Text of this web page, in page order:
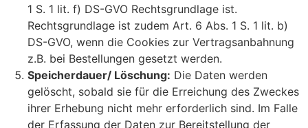
1 S. 1 lit. f) DS-GVO Rechtsgrundlage ist.
Rechtsgrundlage ist zudem Art. 6 Abs. 1 S. 1 lit. b)
DS-GVO, wenn die Cookies zur Vertragsanbahnung
z.B. bei Bestellungen gesetzt werden.
Speicherdauer/ Löschung: Die Daten werden
gelöscht, sobald sie für die Erreichung des Zweckes
ihrer Erhebung nicht mehr erforderlich sind. Im Falle
der Erfassung der Daten zur Bereitstellung der